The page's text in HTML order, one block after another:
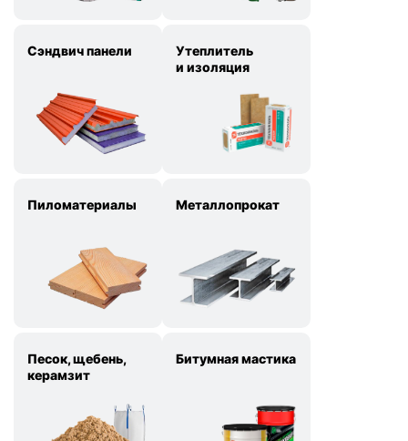
Сэндвич панели
Утеплитель
и изоляция
Пиломатериалы Металлопрокат
Песок, щебень,
керамзит
Битумная мастика